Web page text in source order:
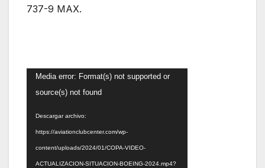
737-9 MAX.
Reproductor
de
Media error: Format(s) not supported or
source(s) not found
Descargar archivo:
https://aviationclubcenter.com/wp-
content/uploads/2024/01/COPA-VIDEO-
ACTUALIZACION-SITUACION-BOEING-2024.mp4?